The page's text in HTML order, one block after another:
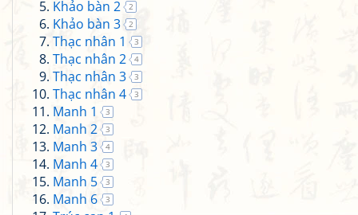
Khảo bàn 2 2
Khảo bàn 3 2
Thạc nhân 1 3
Thạc nhân 2 4
Thạc nhân 3 3
Thạc nhân 4 3
Manh 1 3
Manh 2 3
Manh 3 4
Manh 4 3
Manh 5 3
Manh 6 3